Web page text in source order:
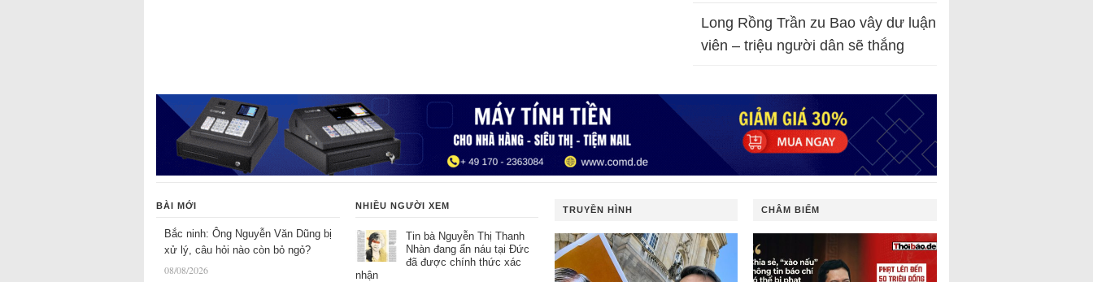
Long Rồng Trần zu Bao vây dư luận
viên – triệu người dân sẽ thắng
BÀI MỚI
Bắc ninh: Ông Nguyễn Văn Dũng bị
xử lý, câu hỏi nào còn bỏ ngỏ?
08/08/2026
NHIỀU NGƯỜI XEM
Tin bà Nguyễn Thị Thanh
Nhàn đang ẩn náu tại Đức
đã được chính thức xác
nhận
TRUYỀN HÌNH CHÂM BIẾM